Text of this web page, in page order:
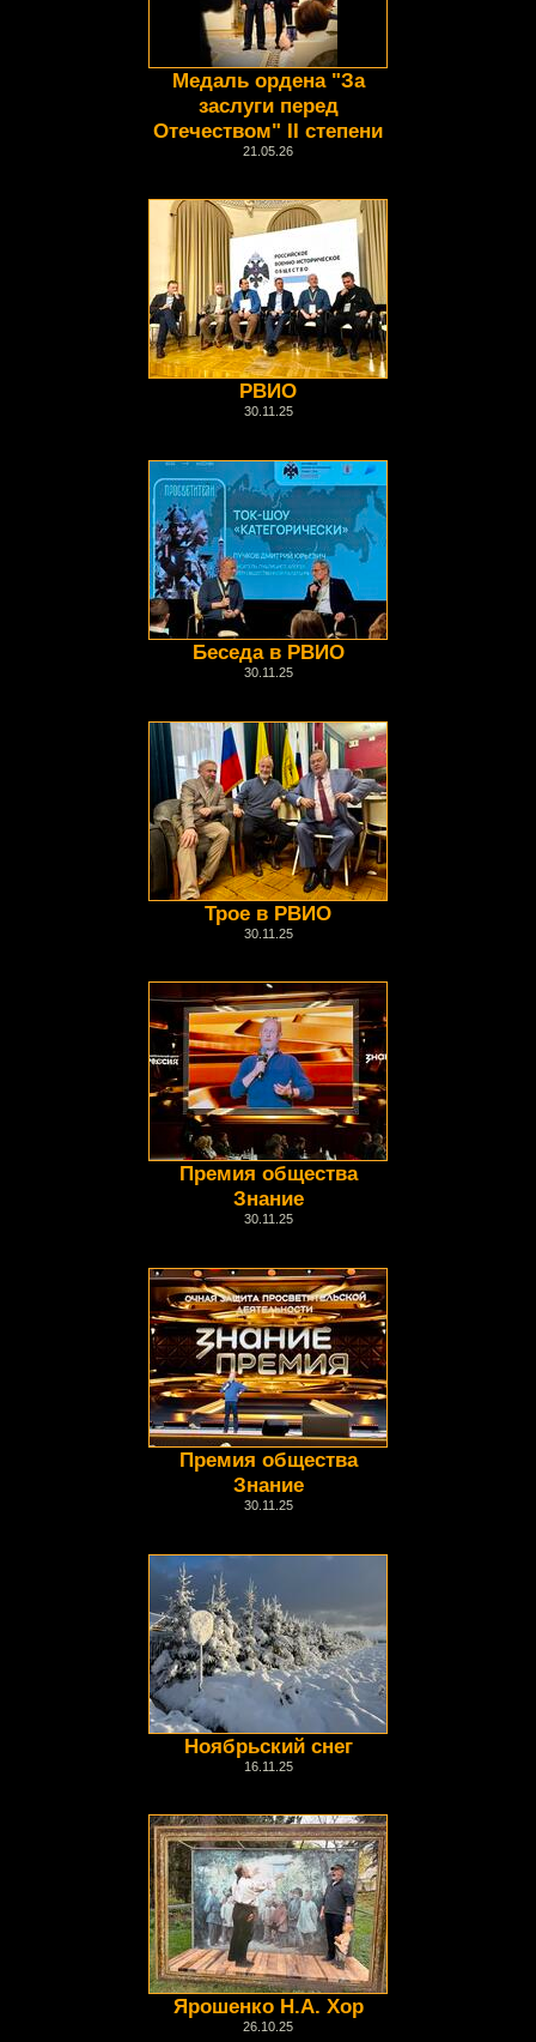
Медаль ордена "За
заслуги перед
Отечеством" II степени
21.05.26
РВИО
30.11.25
Беседа в РВИО
30.11.25
Трое в РВИО
30.11.25
Премия общества
Знание
30.11.25
Премия общества
Знание
30.11.25
Ноябрьский снег
16.11.25
Ярошенко Н.А. Хор
26.10.25